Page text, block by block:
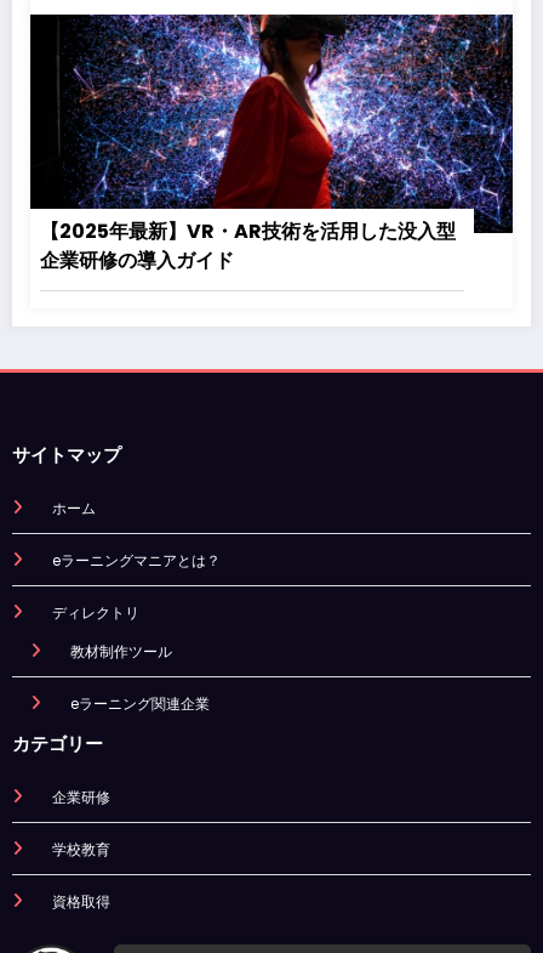
【2025年最新】VR・AR技術を活用した没入型
企業研修の導入ガイド
サイトマップ
ホーム
eラーニングマニアとは？
ディレクトリ
教材制作ツール
eラーニング関連企業
カテゴリー
企業研修
学校教育
資格取得